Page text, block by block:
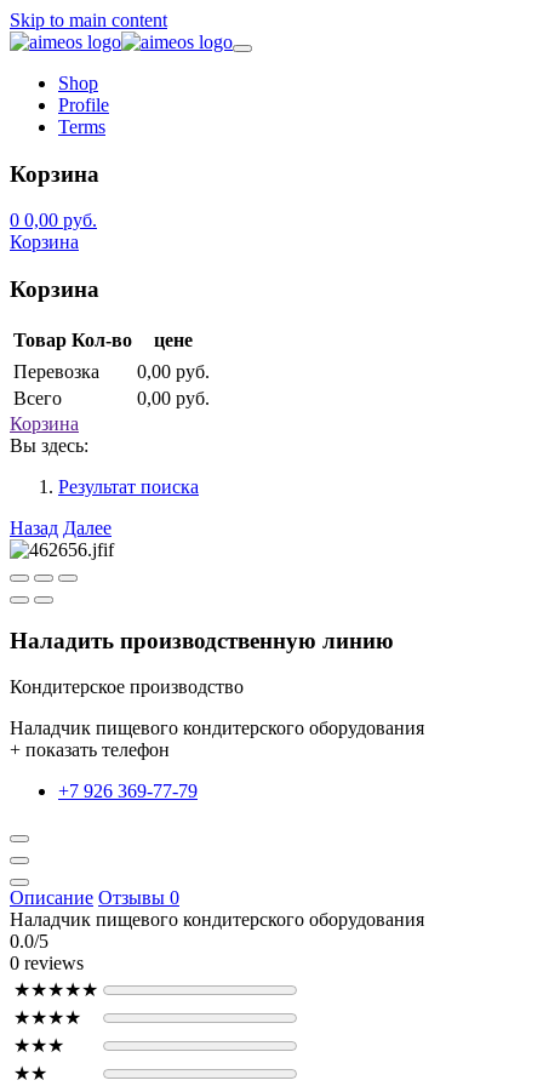
Skip to main content
Shop
Profile
Terms
Корзина
0 0,00 руб.
Корзина
Корзина
Товар Кол-во
цене
Перевозка
0,00 руб.
Всего
0,00 руб.
Корзина
Вы здесь:
Результат поиска
Назад Далее
Наладить производственную линию
Кондитерское производство
Наладчик пищевого кондитерского оборудования
+ показать телефон
+7 926 369-77-79
Описание Отзывы 0
Наладчик пищевого кондитерского оборудования
0.0/5
0 reviews
★★★★★
★★★★
★★★
★★